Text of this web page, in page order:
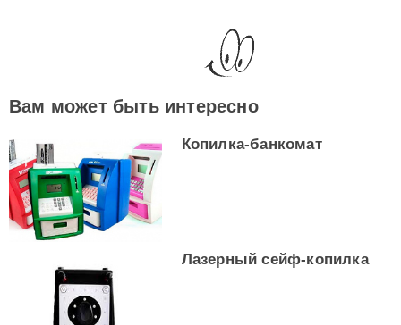
Вам может быть интересно
Копилка-банкомат
Лазерный сейф-копилка